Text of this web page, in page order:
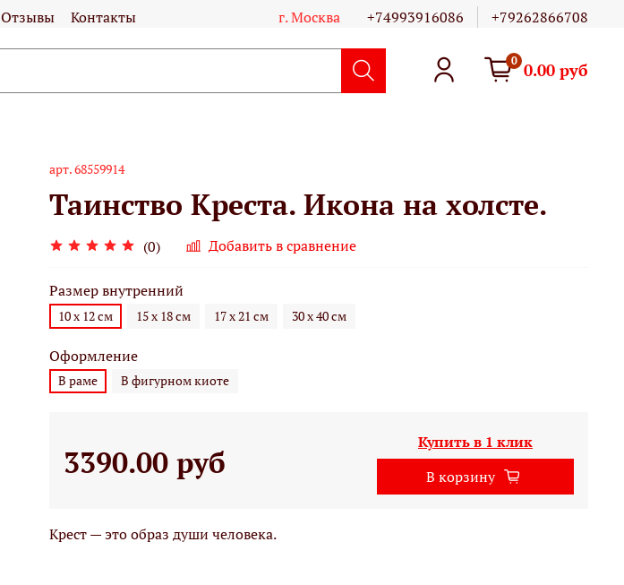
Отзывы Контакты г. Москва +74993916086 +79262866708
0 0.00 руб
арт.68559914
Таинство Креста. Икона на холсте.
(0) Добавить в сравнение
Размер внутренний
10 х 12 см 15 х 18 см 17 х 21 см 30 х 40 см
Оформление
В раме В фигурном киоте
3390.00 руб
Купить в 1 клик
В корзину
Крест — это образ души человека.